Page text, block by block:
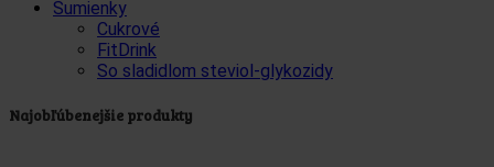
Šumienky
Cukrové
FitDrink
So sladidlom steviol-glykozidy
Najobľúbenejšie produkty